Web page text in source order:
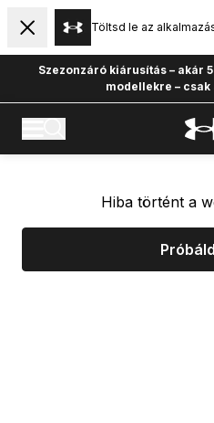
Töltsd le az
Szezonzáró kiárusítás – akár
modellekre –
Hiba történt a